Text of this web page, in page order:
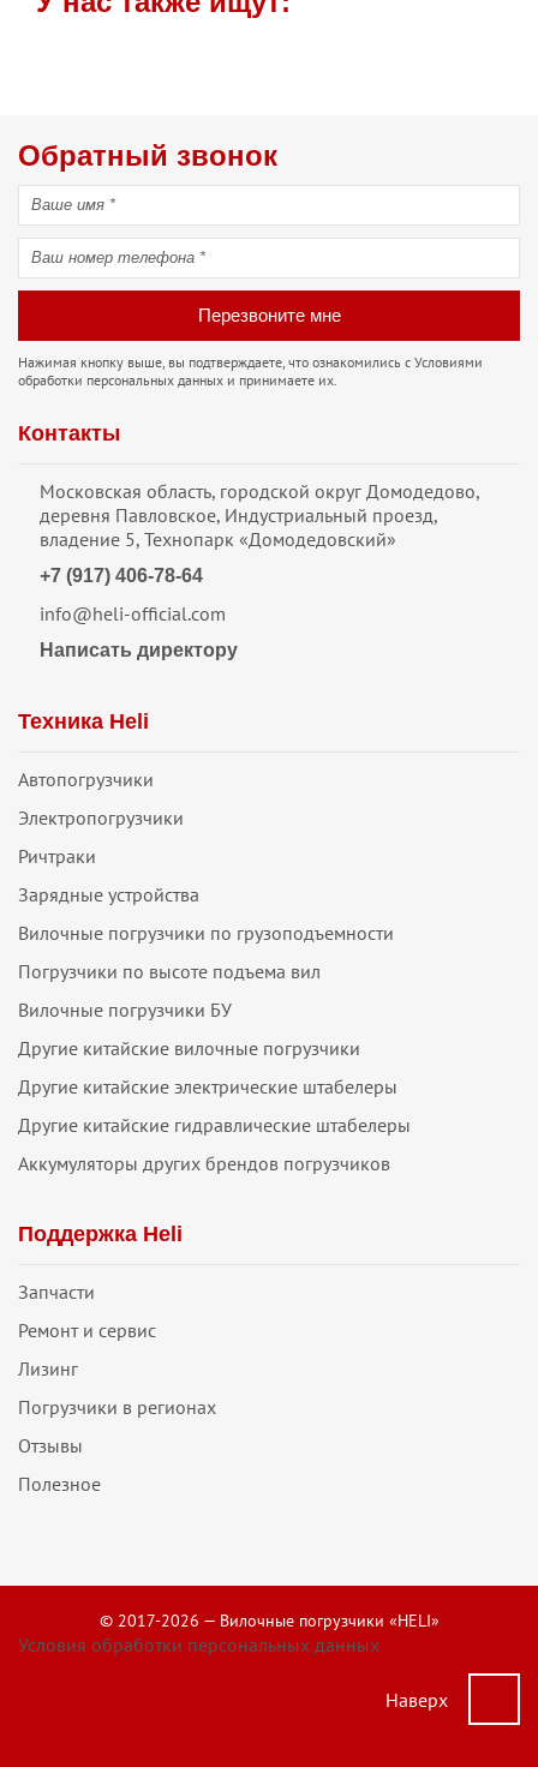
Обратный звонок
Перезвоните мне
Нажимая кнопку выше, вы подтверждаете, что ознакомились с Условиями
обработки персональных данных и принимаете их.
Контакты
Московская область, городской округ Домодедово,
деревня Павловское, Индустриальный проезд,
владение 5, Технопарк «Домодедовский»
+7 (917) 406-78-64
info@heli-official.com
Написать директору
Техника Heli
Автопогрузчики
Электропогрузчики
Ричтраки
Зарядные устройства
Вилочные погрузчики по грузоподъемности
Погрузчики по высоте подъема вил
Вилочные погрузчики БУ
Другие китайские вилочные погрузчики
Другие китайские электрические штабелеры
Другие китайские гидравлические штабелеры
Аккумуляторы других брендов погрузчиков
Поддержка Heli
Запчасти
Ремонт и сервис
Лизинг
Погрузчики в регионах
Отзывы
Полезное
© 2017-2026 — Вилочные погрузчики «HELI»
Условия обработки персональных данных
Наверх